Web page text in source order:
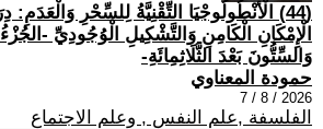
(44) الْأَنْطُولُوجْيَا التِّقْنِيَّةُ لِلسِّحْرِ
الْإِمْكَانِ الْكَامِنِ وَالتَّشْكِيلِ الْوُجُودِيِّ -الجُزْءُ
وَالسِّتُّونَ بَعْدَ الثَّلَاثِمِائَةِ-
حمودة المعناوي
2026 / 8 / 7
الفلسفة ,علم النفس , وعلم الاجتماع